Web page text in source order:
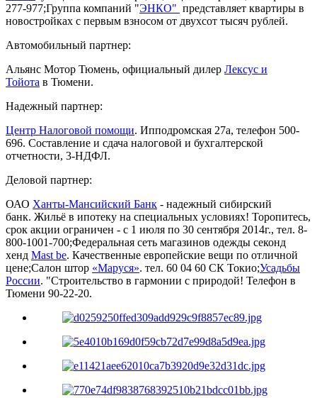
277-977;Группа компаний "ЭНКО" представляет квартиры в
новостройках с первым взносом от двухсот тысяч рублей.
Автомобильный партнер:
Альянс Мотор Тюмень, официальный дилер Лексус и
Тойота в Тюмени.
Надежный партнер:
Центр Налоговой помощи. Ипподромская 27а, телефон 500-
696. Составление и сдача налоговой и бухгалтерской
отчетности, 3-НДФЛ.
Деловой партнер:
ОАО Ханты-Мансийский Банк - надежный сибирский
банк. Жильё в ипотеку на специальных условиях! Торопитесь,
срок акции ограничен - с 1 июля по 30 сентября 2014г., тел. 8-
800-1001-700;Федеральная сеть магазинов одежды секонд
хенд Mast be. Качественные европейские вещи по отличной
цене;Салон штор «Маруся». тел. 60 04 60 СК Токио;Усадьбы
России. "Строительство в гармонии с природой! Телефон в
Тюмени 90-22-20.